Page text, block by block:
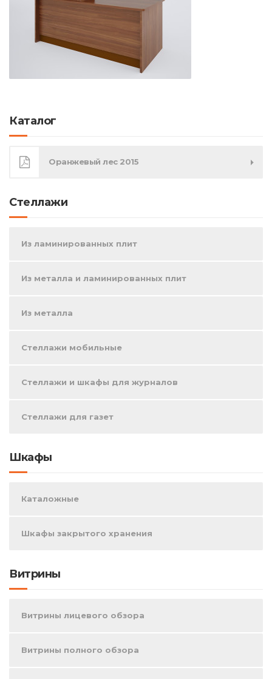
Каталог
Оранжевый лес 2015
Стеллажи
Из ламинированных плит
Из металла и ламинированных плит
Из металла
Стеллажи мобильные
Стеллажи и шкафы для журналов
Стеллажи для газет
Шкафы
Каталожные
Шкафы закрытого хранения
Витрины
Витрины лицевого обзора
Витрины полного обзора